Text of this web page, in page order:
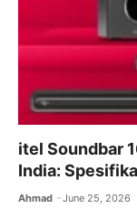
itel Soundbar
India:
Ahmad June 25, 2026